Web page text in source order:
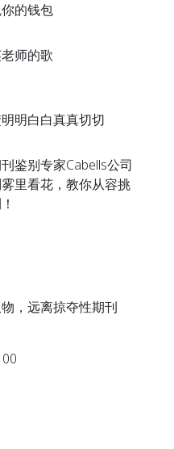
的钱包
师的歌
明白白真真切切
鉴别专家Cabells公司
里看花，教你从容挑
，远离掠夺性期刊